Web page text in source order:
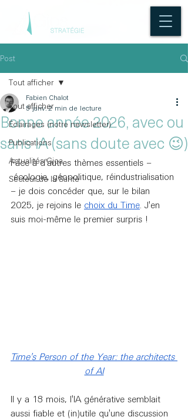
Post
Tout afficher
Éclairages (notre newsletter)
Publications
Actualités Gjoa
Secteur de la Santé
Tout afficher
Bonne année 2026, avec ou
sans IA (sans doute avec 😉)
Fabien Chalot
5 janv. 2 min de lecture
Face à d'autres thèmes essentiels –
écologie, géopolitique, réindustrialisation
– je dois concéder que, sur le bilan
2025, je rejoins le choix du Time. J'en
suis moi-même le premier surpris !
Time's Person of the Year: the architects
of AI
Il y a 18 mois, l'IA générative semblait
aussi fiable et (in)utile qu'une discussion